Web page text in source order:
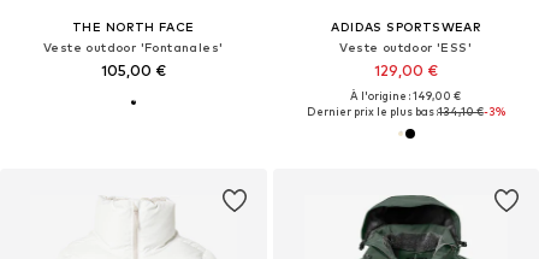
THE NORTH FACE
Veste outdoor 'Fontanales'
105,00 €
ADIDAS SPORTSWEAR
Veste outdoor 'ESS'
129,00 €
À l'origine : 149,00 €
Dernier prix le plus bas :134,10 €-3%